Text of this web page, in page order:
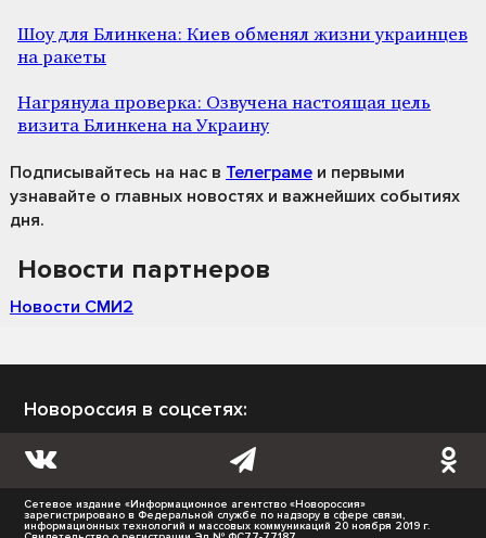
Шоу для Блинкена: Киев обменял жизни украинцев
на ракеты
Нагрянула проверка: Озвучена настоящая цель
визита Блинкена на Украину
Подписывайтесь на нас в Телеграме и первыми
узнавайте о главных новостях и важнейших событиях
дня.
Новости партнеров
Новости СМИ2
Новороссия в соцсетях:
Сетевое издание «Информационное агентство «Новороссия»
зарегистрировано в Федеральной службе по надзору в сфере связи,
информационных технологий и массовых коммуникаций 20 ноября 2019 г.